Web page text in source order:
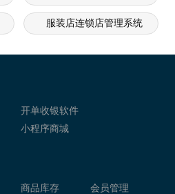
服装店连锁店管理系统
服装销售软件管理系统
开单收银软件
小程序商城
商品库存
会员管理